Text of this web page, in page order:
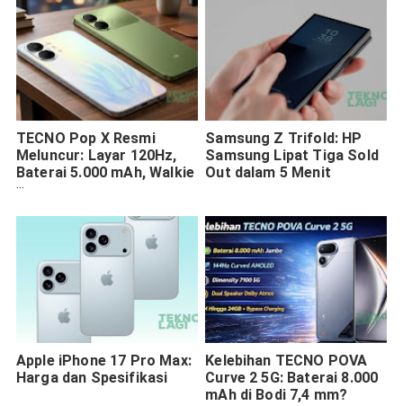
TECNO Pop X Resmi
Meluncur: Layar 120Hz,
Baterai 5.000 mAh, Walkie
Talkie
Samsung Z Trifold: HP
Samsung Lipat Tiga Sold
Out dalam 5 Menit
Apple iPhone 17 Pro Max:
Harga dan Spesifikasi
Kelebihan TECNO POVA
Curve 2 5G: Baterai 8.000
mAh di Bodi 7,4 mm?